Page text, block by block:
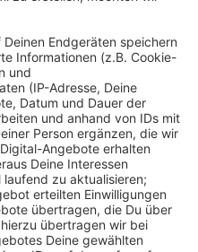
am Sonntag der
hatte am Freitag die
Ausnahmen gibt
Kommunen ausdrücklich
bleiben: Duisburg,
Krefeld, Märkischer